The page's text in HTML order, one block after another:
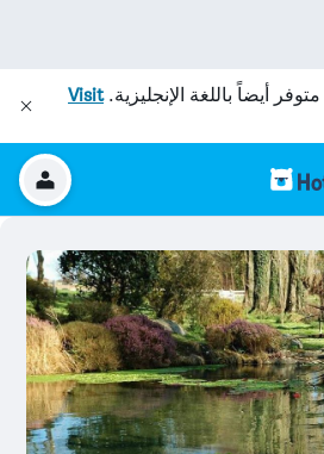
متوفر أيضاً باللغة الإنجليزية.Visit